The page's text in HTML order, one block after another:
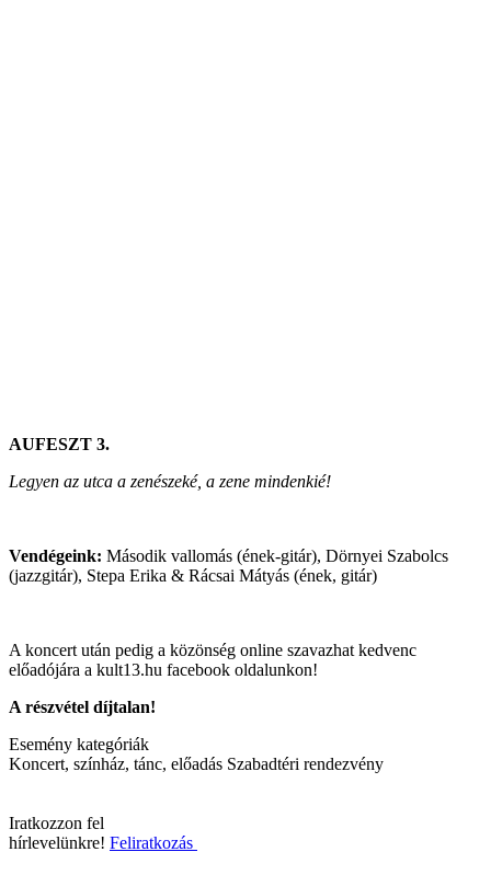
AUFESZT 3.
Legyen az utca a zenészeké, a zene mindenkié!
Vendégeink: Második vallomás (ének-gitár), Dörnyei Szabolcs
(jazzgitár), Stepa Erika & Rácsai Mátyás (ének, gitár)
A koncert után pedig a közönség online szavazhat kedvenc
előadójára a kult13.hu facebook oldalunkon!
A részvétel díjtalan!
Esemény kategóriák
Koncert, színház, tánc, előadás Szabadtéri rendezvény
Iratkozzon fel
hírlevelünkre! Feliratkozás